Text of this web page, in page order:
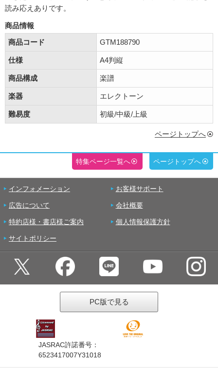
読み応えありです。
商品情報
商品コード
GTM188790
仕様 A4判縦
商品構成 楽譜
楽器 エレクトーン
難易度 初級/中級/上級
ページトップへ
特集ページ一覧へ ページトップへ
インフォメーション お客様サポート
広告について 会社概要
特約店様・書店様ご案内 個人情報保護方針
サイトポリシー
PC版で見る
JASRAC許諾番号：
6523417007Y31018